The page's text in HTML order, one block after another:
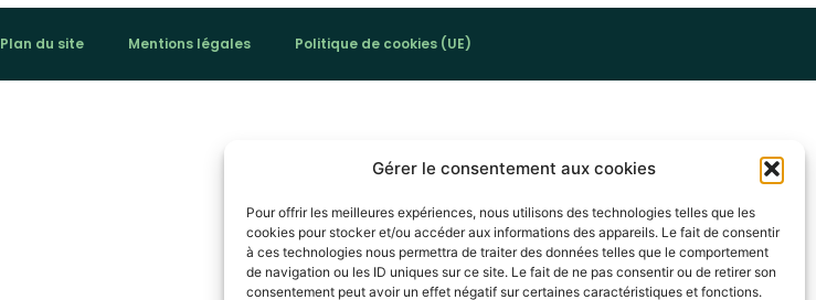
Gérer le consentement aux cookies
Pour offrir les meilleures expériences, nous utilisons des technologies telles que les
cookies pour stocker et/ou accéder aux informations des appareils. Le fait de consentir
à ces technologies nous permettra de traiter des données telles que le comportement
de navigation ou les ID uniques sur ce site. Le fait de ne pas consentir ou de retirer son
consentement peut avoir un effet négatif sur certaines caractéristiques et fonctions.
Plan du site Mentions légales Politique de cookies (UE)